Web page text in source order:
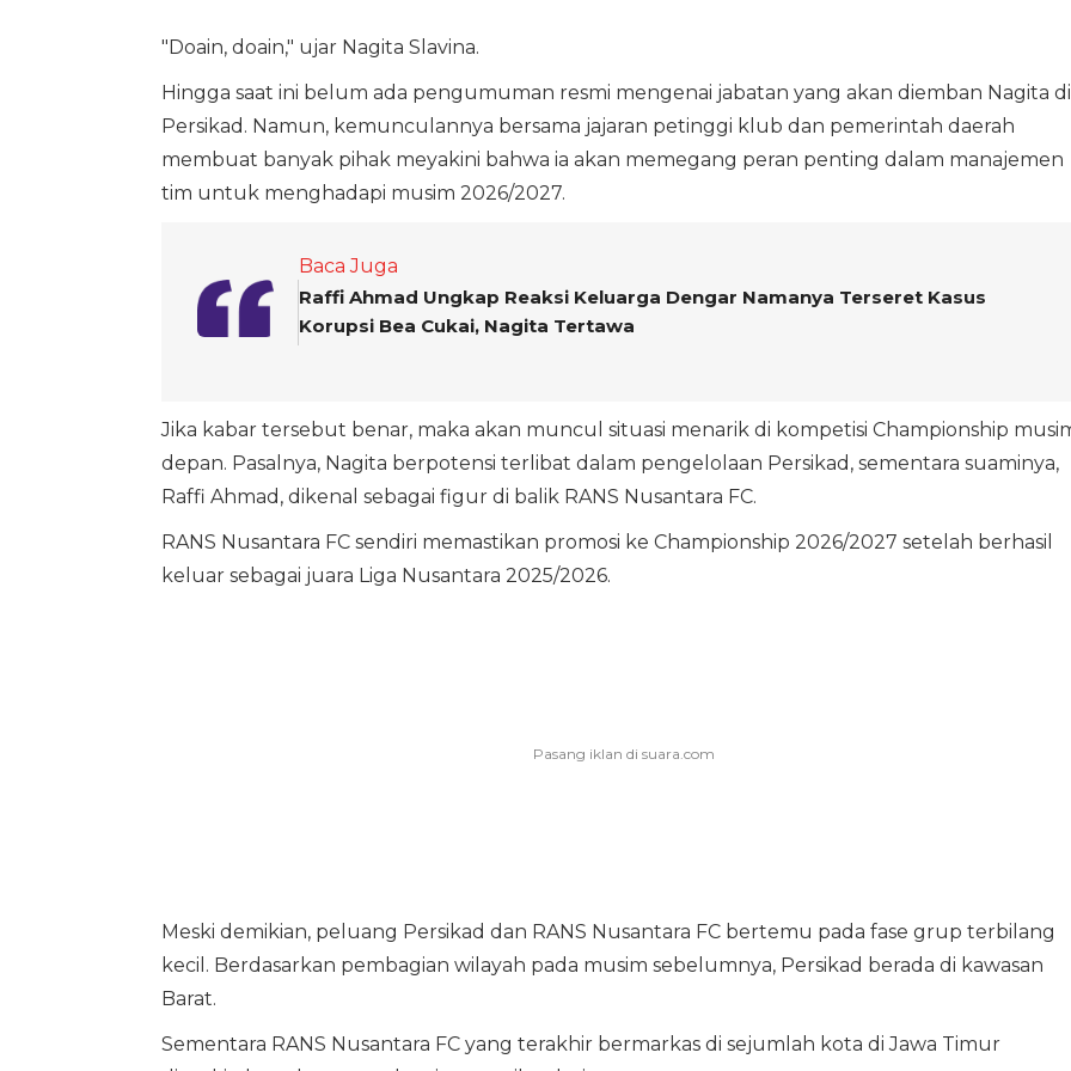
"Doain, doain," ujar Nagita Slavina.
Hingga saat ini belum ada pengumuman resmi mengenai jabatan yang akan diemban Nagita di
Persikad. Namun, kemunculannya bersama jajaran petinggi klub dan pemerintah daerah
membuat banyak pihak meyakini bahwa ia akan memegang peran penting dalam manajemen
tim untuk menghadapi musim 2026/2027.
Baca Juga
Raffi Ahmad Ungkap Reaksi Keluarga Dengar Namanya Terseret Kasus
Korupsi Bea Cukai, Nagita Tertawa
Jika kabar tersebut benar, maka akan muncul situasi menarik di kompetisi Championship
depan. Pasalnya, Nagita berpotensi terlibat dalam pengelolaan Persikad, sementara suaminya,
Raffi Ahmad, dikenal sebagai figur di balik RANS Nusantara FC.
RANS Nusantara FC sendiri memastikan promosi ke Championship 2026/2027 setelah berhasil
keluar sebagai juara Liga Nusantara 2025/2026.
Meski demikian, peluang Persikad dan RANS Nusantara FC bertemu pada fase grup terbilang
kecil. Berdasarkan pembagian wilayah pada musim sebelumnya, Persikad berada di kawasan
Barat.
Sementara RANS Nusantara FC yang terakhir bermarkas di sejumlah kota di Jawa Timur